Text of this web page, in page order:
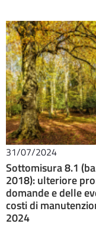
31/07/2024
Sottomisura 8.1
2018): ulteriore
domande e delle
costi di
2024